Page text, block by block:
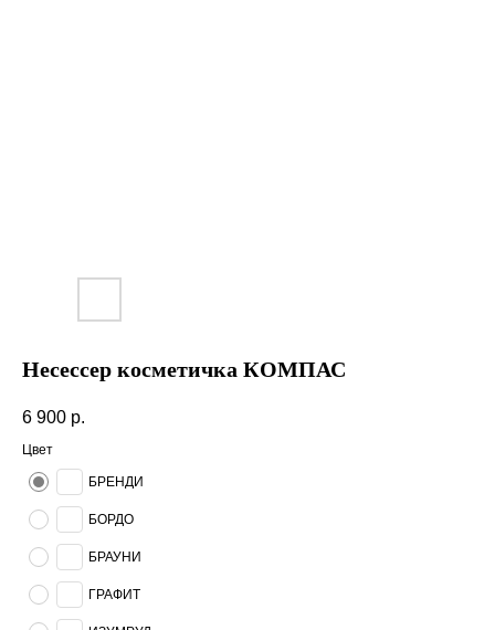
Несессер косметичка КОМПАС
6 900 р.
Цвет
БРЕНДИ
БОРДО
БРАУНИ
ГРАФИТ